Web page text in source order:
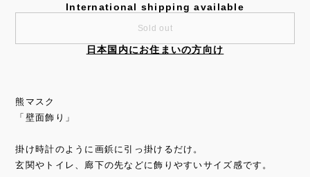
International shipping available
Sold out
日本国内にお住まいの方向け
熊マスク
「壁面飾り」
掛け時計のように画鋲に引っ掛けるだけ。
玄関やトイレ、廊下の先などに飾りやすいサイズ感です。